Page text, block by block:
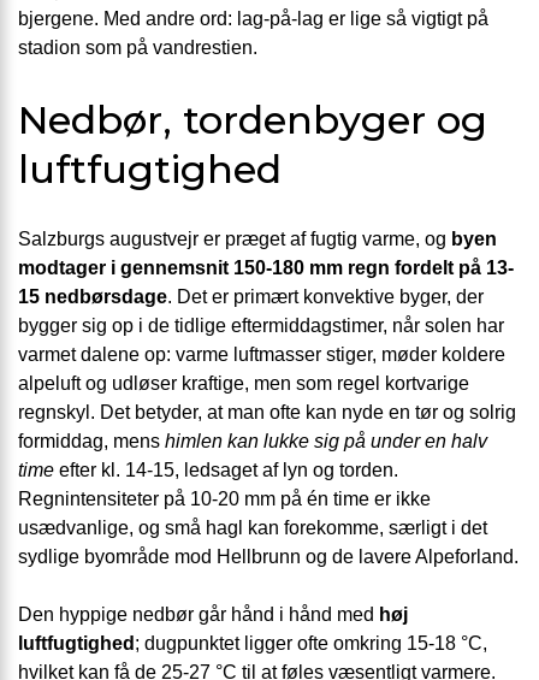
bjergene. Med andre ord: lag-på-lag er lige så vigtigt på
stadion som på vandrestien.
Nedbør, tordenbyger og
luftfugtighed
Salzburgs augustvejr er præget af fugtig varme, og byen
modtager i gennemsnit 150-180 mm regn fordelt på 13-
15 nedbørsdage. Det er primært konvektive byger, der
bygger sig op i de tidlige eftermiddagstimer, når solen har
varmet dalene op: varme luftmasser stiger, møder koldere
alpeluft og udløser kraftige, men som regel kortvarige
regnskyl. Det betyder, at man ofte kan nyde en tør og solrig
formiddag, mens himlen kan lukke sig på under en halv
time efter kl. 14-15, ledsaget af lyn og torden.
Regnintensiteter på 10-20 mm på én time er ikke
usædvanlige, og små hagl kan forekomme, særligt i det
sydlige byområde mod Hellbrunn og de lavere Alpeforland.
Den hyppige nedbør går hånd i hånd med høj
luftfugtighed ; dugpunktet ligger ofte omkring 15-18 °C,
hvilket kan få de 25-27 °C til at føles væsentligt varmere.